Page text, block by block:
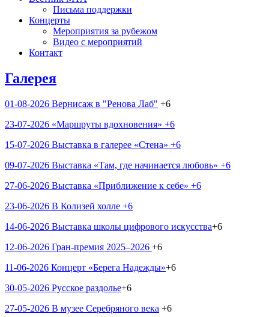
Письма поддержки
Концерты
Мероприятия за рубежом
Видео с мероприятий
Контакт
Галерея
01-08-2026 Вернисаж в "Ренова Лаб" +6
23-07-2026 «Маршруты вдохновения» +6
15-07-2026 Выставка в галерее «Стена» +6
09-07-2026 Выставка «Там, где начинается любовь» +6
27-06-2026 Выставка «Приближение к себе» +6
23-06-2026 В Колизей холле +6
14-06-2026 Выставка школы цифрового искусства+6
12-06-2026 Гран-премия 2025–2026 +6
11-06-2026 Концерт «Берега Надежды»+6
30-05-2026 Русское раздолье+6
27-05-2026 В музее Серебряного века +6